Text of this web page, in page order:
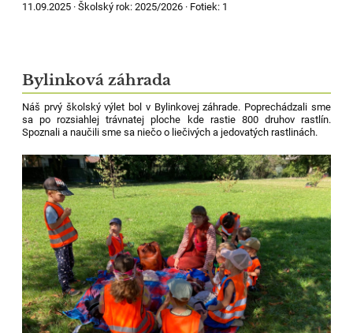
11.09.2025 · Školský rok: 2025/2026 · Fotiek: 1
Bylinková záhrada
Náš prvý školský výlet bol v Bylinkovej záhrade. Poprechádzali sme
sa po rozsiahlej trávnatej ploche kde rastie 800 druhov rastlín.
Spoznali a naučili sme sa niečo o liečivých a jedovatých rastlinách.